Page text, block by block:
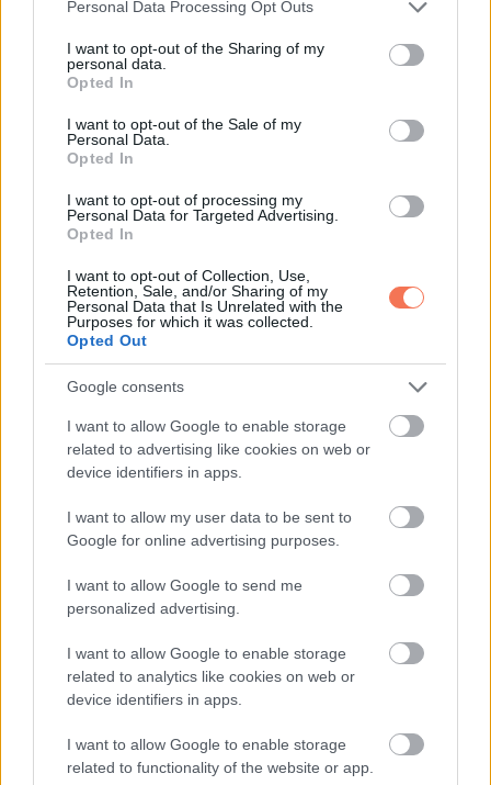
not limited to your visit or usage behaviour. You may click to
grant or deny consent to Google and its third-party tags to
use your data for below specified purposes in below Google
consent section.
Personal Data Processing Opt Outs
I want to opt-out of the Sharing of my
personal data.
Opted In
I want to opt-out of the Sale of my
Personal Data.
Opted In
I want to opt-out of processing my
Personal Data for Targeted Advertising.
Opted In
I want to opt-out of Collection, Use,
Retention, Sale, and/or Sharing of my
Personal Data that Is Unrelated with the
Purposes for which it was collected.
Opted Out
Google consents
I want to allow Google to enable storage
related to advertising like cookies on web or
device identifiers in apps.
I want to allow my user data to be sent to
Google for online advertising purposes.
I want to allow Google to send me
personalized advertising.
I want to allow Google to enable storage
related to analytics like cookies on web or
device identifiers in apps.
I want to allow Google to enable storage
related to functionality of the website or app.
EZOTÉRIA
Bika – Ikrek-Rák-Oroszlán-Szűz-
Mérleg-Skorpió-Nyilas-Bak – Vízöntő –
a mai nap!Mai horoszkóp (VASÁRNAP)
10 MINUTES READ